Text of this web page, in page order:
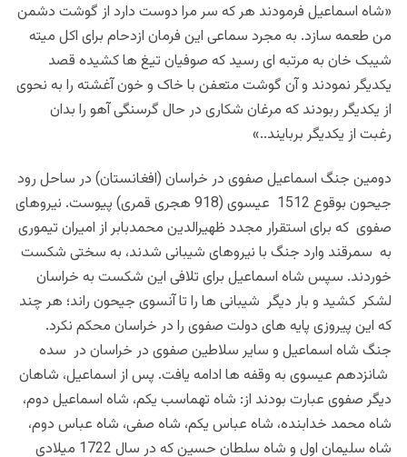
«شاه اسماعیل فرمودند هر که سر مرا دوست دارد از گوشت دشمن
من طعمه سازد. به مجرد سماعی این فرمان ازدحام برای اکل میته
شیبک خان به مرتبه ای رسید که صوفیان تیغ ها کشیده قصد
یکدیگر نمودند و آن گوشت متعفن با خاک و خون آغشته را به نحوی
از یکدیگر ربودند که مرغان شکاری در حال گرسنگی آهو را بدان
رغبت از یکدیگر بربایند..»
دومین جنگ اسماعیل صفوی در خراسان (افغانستان) در ساحل رود
جیحون بوقوع 1512 عیسوی (918 هجری قمری) پیوست. نیروهای
صفوی که برای استقرار مجدد ظهیرالدین محمدبابر از امیران تیموری
به سمرقند وارد جنگ با نیروهای شیبانی شدند، به سختی شکست
خوردند. سپس شاه اسماعیل برای تلافی این شکست به خراسان
لشکر کشید و بار دیگر شیبانی ها را تا آنسوی جیحون راند؛ هر چند
که این پیروزی پایه های دولت صفوی را در خراسان محکم نکرد.
جنگ شاه اسماعیل و سایر سلاطین صفوی در خراسان در سده
شانزدهم عیسوی به وقفه ها ادامه یافت. پس از اسماعیل، شاهان
دیگر صفوی عبارت بودند از: شاه تهماسب یکم، شاه اسماعیل دوم،
شاه محمد خدابنده، شاه عباس یکم، شاه صفی، شاه عباس دوم،
شاه سلیمان اول و شاه سلطان حسین که در سال 1722 میلادی